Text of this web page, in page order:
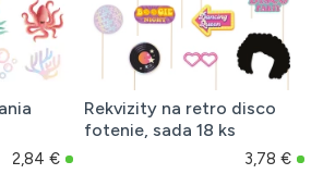
2,84 €
Rekvizity na retro disco
fotenie, sada 18 ks
3,78 €